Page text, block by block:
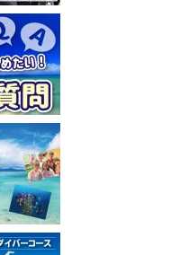
コチラ】
campaign_owd_ja/c
スキューバダイビング